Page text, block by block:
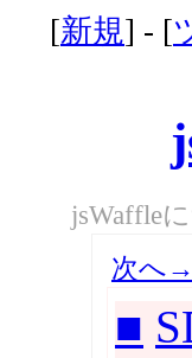
[新規] - [
jsWaffle
次へ→
■